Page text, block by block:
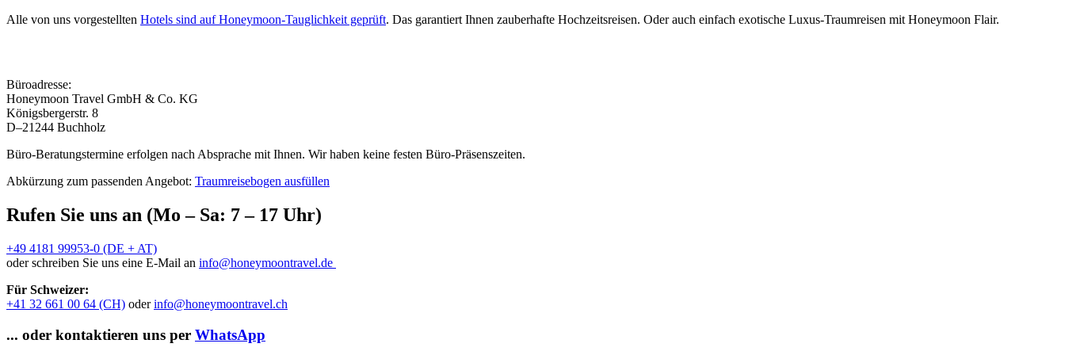
Alle von uns vorgestellten Hotels sind auf Honeymoon-Tauglichkeit geprüft. Das garantiert Ihnen zauberhafte Hochzeitsreisen. Oder auch einfach exotische Luxus-Traumreisen mit Honeymoon Flair.
Büroadresse:
Honeymoon Travel GmbH & Co. KG
Königsbergerstr. 8
D–21244 Buchholz
Büro-Beratungstermine erfolgen nach Absprache mit Ihnen. Wir haben keine festen Büro-Präsenszeiten.
Abkürzung zum passenden Angebot: Traumreisebogen ausfüllen
Rufen Sie uns an (Mo – Sa: 7 – 17 Uhr)
+49 4181 99953-0 (DE + AT)
oder schreiben Sie uns eine E-Mail an info@honeymoontravel.de
Für Schweizer:
+41 32 661 00 64 (CH) oderinfo@honeymoontravel.ch
... oder kontaktieren uns per WhatsApp